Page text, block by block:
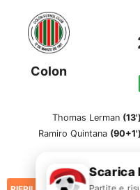
Colon
Thomas Lerman (13')
Ramiro Quintana (90+1')
Scarica
Partite e